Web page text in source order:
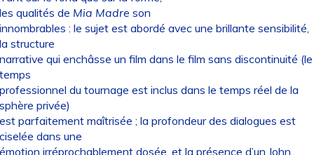
qualités de Mia Madre son
: le sujet est abordé avec une brillante sensibilité,
structure
qui enchâsse un film dans le film sans discontinuité (le
du tournage est inclus dans le temps réel de la
privée)
parfaitement maîtrisée ; la profondeur des dialogues est
dans une
irréprochablement dosée, et la présence d’un John